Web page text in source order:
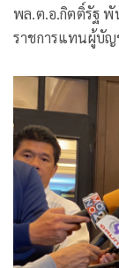
พล.ต.อ.กิตติ์รัฐ พั
ราชการแทนผู้บัญ
2567 เรื่องกำหน
รับผิดชอบให้รอง